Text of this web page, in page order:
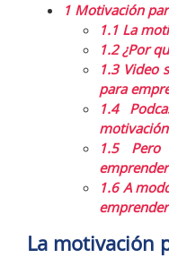
1 Motivación
1.1 La
1.2¿Por
1.3Video
para
1.4
1.5Pero
1.6A
emprender
La motivación